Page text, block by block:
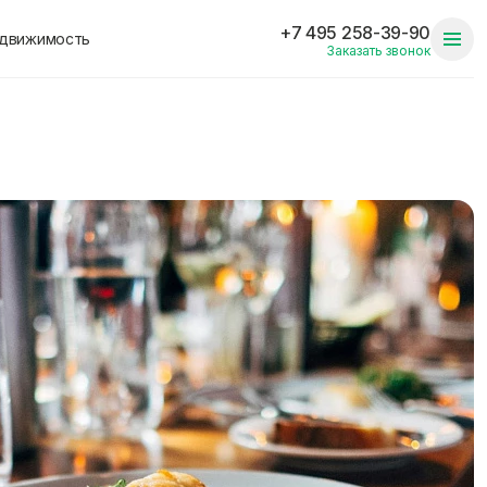
+7 495 258-39-90
Заказать звонок